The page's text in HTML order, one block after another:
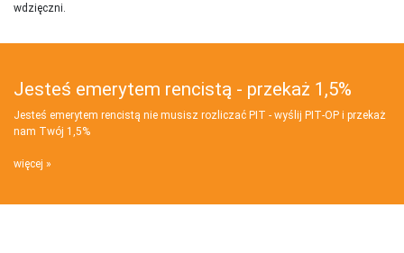
wdzięczni.
Jesteś emerytem rencistą - przekaż 1,5%
Jesteś emerytem rencistą nie musisz rozliczać PIT - wyślij PIT‑OP i przekaż
nam Twój 1,5%
więcej